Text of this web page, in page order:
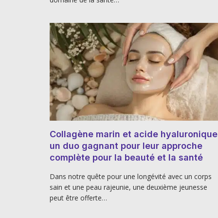
Collagène marin et acide
un duo gagnant pour leur approche
complète pour la beauté et la santé
Dans notre quête pour une longévité avec un corps
sain et une peau rajeunie, une deuxième jeunesse
peut être offerte…